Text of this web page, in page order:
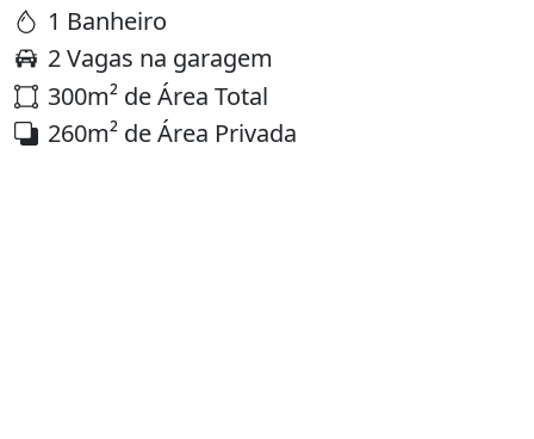
1 Banheiro
2 Vagas na garagem
300m² de Área Total
260m² de Área Privada